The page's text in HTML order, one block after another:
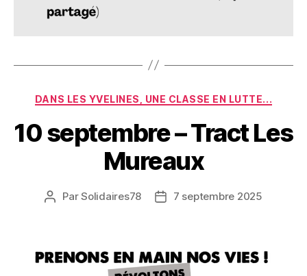
Catégories
DANS LES YVELINES, UNE CLASSE EN LUTTE...
10 septembre – Tract Les
Mureaux
Auteur
ParSolidaires78
Date7 septembre 2025